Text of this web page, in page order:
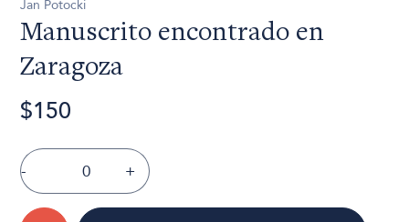
Jan Potocki
Manuscrito encontrado en
Zaragoza
$150
- +